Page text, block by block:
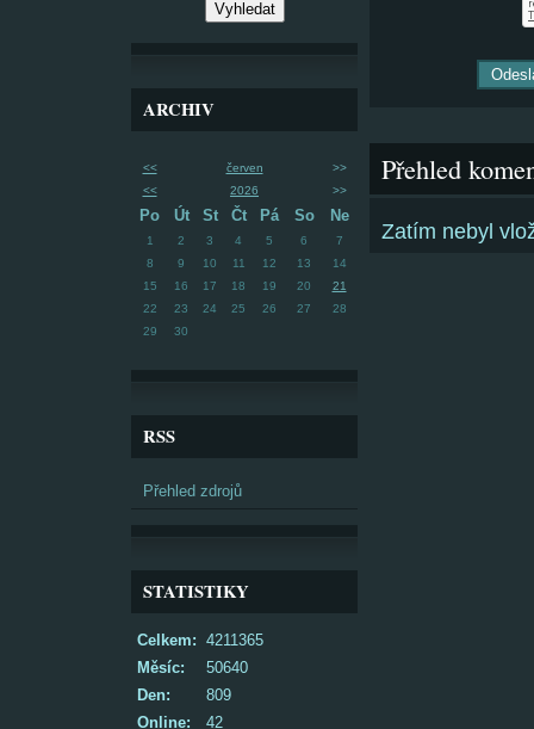
ARCHIV
<< červen
>>
<<
2026 >>
Po Út St Čt Pá So Ne
1 2 3 4 5 6
7
8
9 10 11 12 13
14
15
16 17 18 19 20
21
22
23 24 25 26 27
28
29
30
RSS
Přehled zdrojů
STATISTIKY
Online: 42
Celkem: 4211365
Měsíc:
50640
Den:
809
Přehled
Zatím nebyl